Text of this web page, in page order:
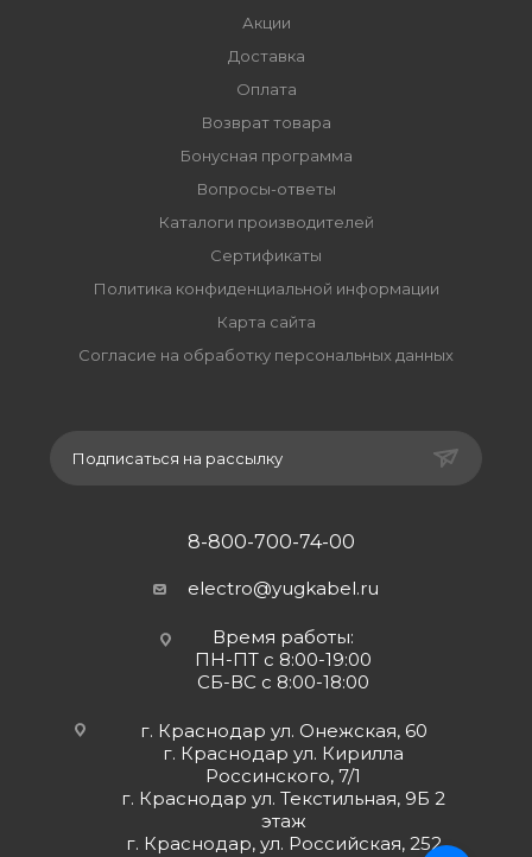
Акции
Доставка
Оплата
Возврат товара
Бонусная программа
Вопросы-ответы
Каталоги производителей
Сертификаты
Политика конфиденциальной информации
Карта сайта
Согласие на обработку персональных данных
Подписаться на рассылку
8-800-700-74-00
electro@yugkabel.ru
Время работы:
ПН-ПТ с 8:00-19:00
СБ-ВС с 8:00-18:00
г. Краснодар ул. Онежская, 60
г. Краснодар ул. Кирилла
Россинского, 7/1
г. Краснодар ул. Текстильная, 9Б 2
этаж
г. Краснодар, ул. Российская, 252